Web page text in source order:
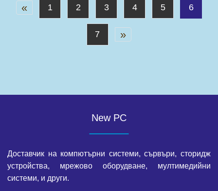
« 1 2 3 4 5 6
7 »
New PC
Доставчик на компютърни системи, сървъри, сторидж
устройства, мрежово оборудване, мултимедийни
системи, и други.